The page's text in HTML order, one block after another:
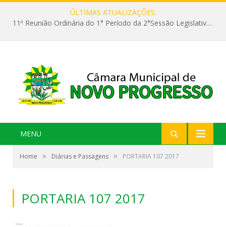
ÚLTIMAS ATUALIZAÇÕES:
11ª Reunião Ordinária do 1° Período da 2°Sessão Legislativa da 9ª Legislatura do Poder Legislativo
MENU
Home » Diárias e Passagens » PORTARIA 107 2017
PORTARIA 107 2017